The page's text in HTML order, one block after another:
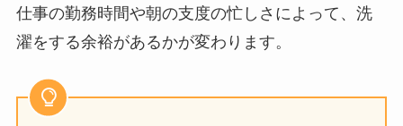
仕事の勤務時間や朝の支度の忙しさによって、洗
濯をする余裕があるかが変わります。